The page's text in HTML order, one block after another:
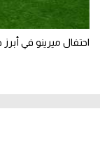
احتفال ميرينو في